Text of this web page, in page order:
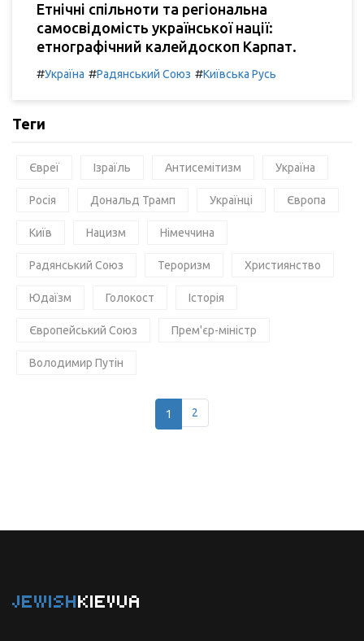
Етнічні спільноти та регіональна
самосвідомість української нації:
етнографічний калейдоскоп Карпат.
#Україна #Радянський Союз #Київська Русь
Теги
Євреї Ізраїль Антисемітизм Україна
Росія Дональд Трамп Українці Європа
Київ Нацизм Німеччина
Радянський Союз Тероризм Християнство
Юдаїзм Голокост Історія
Європейський Союз Прем'єр-міністр
Володимир Путін
1 2
JEWISHKIEVUA